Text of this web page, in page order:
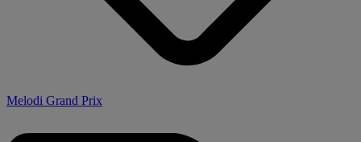
Melodi Grand Prix